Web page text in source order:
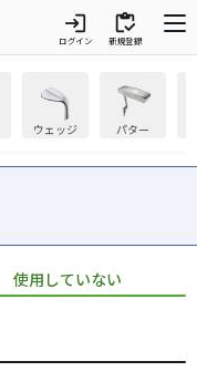
login
ログイン
inventory
新規登録
ウェッジ パター
使用していない